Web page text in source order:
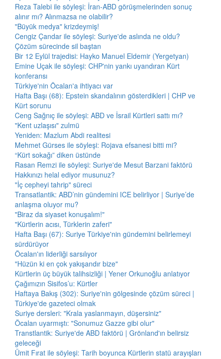
Reza Talebi ile söyleşi: İran-ABD görüşmelerinden sonuç
alınır mı? Alınmazsa ne olabilir?
"Büyük medya" krizdeymiş!
Cengiz Çandar ile söyleşi: Suriye'de aslında ne oldu?
Çözüm sürecinde sil baştan
Bir 12 Eylül trajedisi: Hayko Manuel Eldemir (Yergetyan)
Emine Uçak ile söyleşi: CHP'nin yankı uyandıran Kürt
konferansı
Türkiye'nin Öcalan'a ihtiyacı var
Hafta Başı (68): Epstein skandalının gösterdikleri | CHP ve
Kürt sorunu
Ceng Sağnıç ile söyleşi: ABD ve İsrail Kürtleri sattı mı?
"Kent uzlaşısı" zulmü
Yeniden: Mazlum Abdi realitesi
Mehmet Gürses ile söyleşi: Rojava efsanesi bitti mi?
“Kürt sokağı” diken üstünde
Rasan Remzi ile söyleşi: Suriye'de Mesut Barzani faktörü
Hakkınızı helal ediyor musunuz?
"İç cepheyi tahrip" süreci
Transatlantik: ABD’nin gündemini ICE belirliyor | Suriye’de
anlaşma oluyor mu?
"Biraz da siyaset konuşalım!"
"Kürtlerin acısı, Türklerin zaferi"
Hafta Başı (67): Suriye Türkiye'nin gündemini belirlemeyi
sürdürüyor
Öcalan'ın liderliği sarsılıyor
"Hüzün ki en çok yakışandır bize"
Kürtlerin üç büyük talihsizliği | Yener Orkunoğlu anlatıyor
Çağımızın Sisifos’u: Kürtler
Haftaya Bakış (302): Suriye'nin gölgesinde çözüm süreci |
Türkiye'de gazeteci olmak
Suriye dersleri: "Krala yaslanmayın, düşersiniz"
Öcalan uyarmıştı: "Sonumuz Gazze gibi olur"
Transtlantik: Suriye'de ABD faktörü | Grönland'ın belirsiz
geleceği
Ümit Fırat ile söyleşi: Tarih boyunca Kürtlerin statü arayışları